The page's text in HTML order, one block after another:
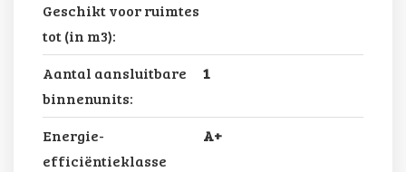
Geschikt voor ruimtes
tot (in m3):
Aantal aansluitbare
binnenunits:
1
Energie-
efficiëntieklasse
A+